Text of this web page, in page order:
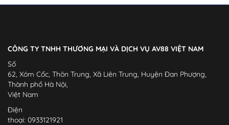
CÔNG TY TNHH THƯƠNG MẠI VÀ DỊCH VỤ AV88 VIỆT NAM
Số
62, Xóm Cốc, Thôn Trung, Xã Liên Trung, Huyện Đan Phượng,
Thành phố Hà Nội,
Việt Nam
Điện
thoại: 0933121921